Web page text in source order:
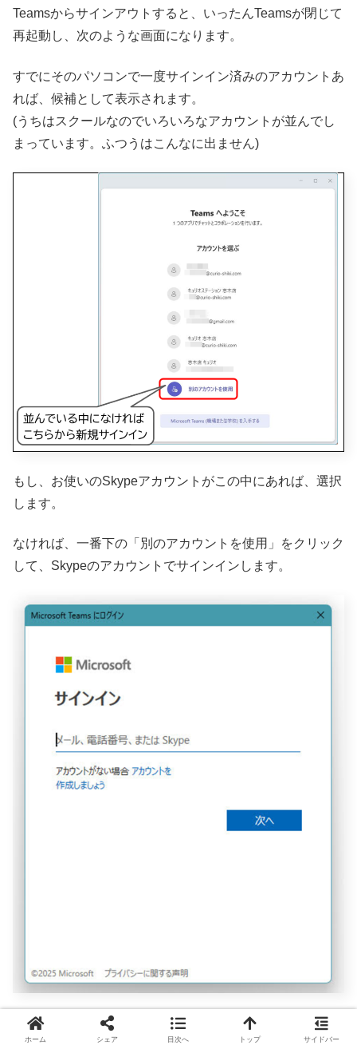
Teamsからサインアウトすると、いったんTeamsが閉じて
再起動し、次のような画面になります。
すでにそのパソコンで一度サインイン済みのアカウントあ
れば、候補として表示されます。
(うちはスクールなのでいろいろなアカウントが並んでし
まっています。ふつうはこんなに出ません)
もし、お使いのSkypeアカウントがこの中にあれば、選択
します。
なければ、一番下の「別のアカウントを使用」をクリック
して、Skypeのアカウントでサインインします。
サインイン画面に、ちゃんと「またはSkype」と一言加わ
っているのが分かります。
ホーム シェア 目次へ トップ サイドバー